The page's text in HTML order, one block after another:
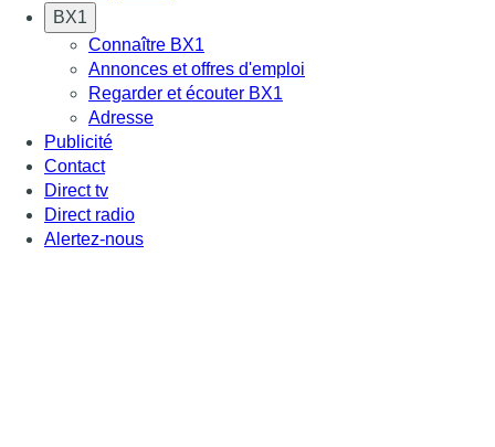
BX1
Connaître BX1
Annonces et offres d'emploi
Regarder et écouter BX1
Adresse
Publicité
Contact
Direct tv
Direct radio
Alertez-nous